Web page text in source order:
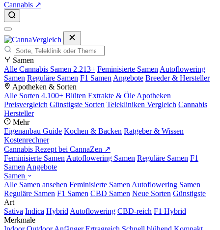
Cannabis ↗
Samen
Alle Cannabis Samen 2.213+ Feminisierte Samen Autoflowering
Samen Reguläre Samen F1 Samen Angebote Breeder & Hersteller
Apotheken & Sorten
Alle Sorten 4.100+ Blüten Extrakte & Öle Apotheken
Preisvergleich Günstigste Sorten Telekliniken Vergleich Cannabis
Hersteller
Mehr
Eigenanbau Guide Kochen & Backen Ratgeber & Wissen
Kostenrechner
Cannabis Rezept bei CannaZen ↗
Feminisierte Samen Autoflowering Samen Reguläre Samen F1
Samen Angebote
Samen
Alle Samen ansehen Feminisierte Samen Autoflowering Samen
Reguläre Samen F1 Samen CBD Samen Neue Sorten Günstigste
Art
Sativa Indica Hybrid Autoflowering CBD-reich F1 Hybrid
Merkmale